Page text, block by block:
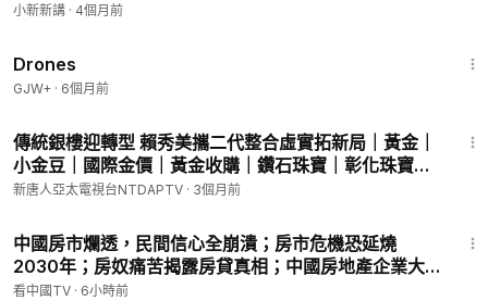
干净 ►https://www.ganjingworld.com/s/XYXbq4nWmb
臉書 ►https://www.facebook.com/CaijingTV
小新新講 · 4個月前
Drones
GJW+ · 6個月前
傳統銀樓迎轉型 賴秀美攜二代整合虛實拓新局｜黃金｜
小金豆｜國際金價｜黃金收購｜鑽石珠寶｜彰化珠寶銀
樓｜客製化黃金手鍊｜黃金飾品｜賴秀美｜廖浩能｜
新唐人亞太電視台NTDAPTV · 3個月前
中國房市爛透，民間信心全崩潰；房市危機恐延燒
2030年；房奴痛苦揭露房貸真相；中國房地產企業大
縮水！
看中國TV · 6小時前